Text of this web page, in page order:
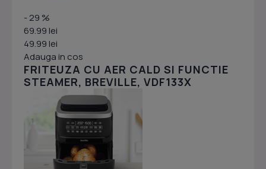
- 29 %
69.99 lei
49.99 lei
Adauga in cos
FRITEUZA CU AER CALD SI FUNCTIE
STEAMER, BREVILLE, VDF133X